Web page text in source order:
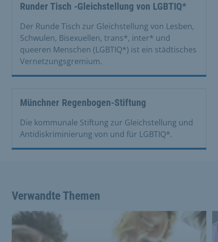
Runder Tisch -Gleichstellung von LGBTIQ*
Der Runde Tisch zur Gleichstellung von Lesben,
Schwulen, Bisexuellen, trans*, inter* und
queeren Menschen (LGBTIQ*) ist ein städtisches
Vernetzungsgremium.
Münchner Regenbogen-Stiftung
Die kommunale Stiftung zur Gleichstellung und
Antidiskriminierung von und für LGBTIQ*.
Verwandte Themen